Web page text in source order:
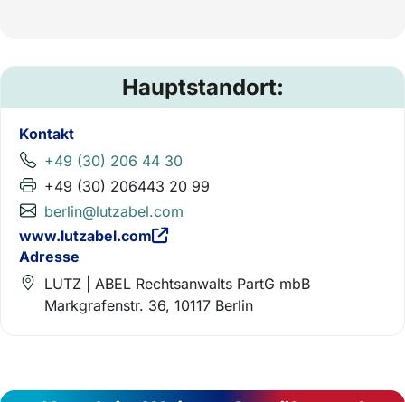
Hauptstandort:
Kontakt
+49 (30) 206 44 30
+49 (30) 206443 20 99
berlin@lutzabel.com
www.lutzabel.com
Adresse
LUTZ | ABEL Rechtsanwalts PartG mbB
Markgrafenstr. 36, 10117 Berlin